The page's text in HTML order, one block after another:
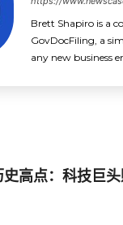
Brett Shapiro is a
GovDocFiling, a
any new business
高点：科技巨